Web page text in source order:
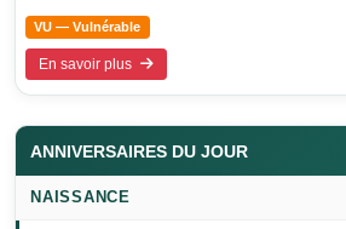
VU — Vulnérable
En savoir plus
ANNIVERSAIRES DU JOUR
NAISSANCE